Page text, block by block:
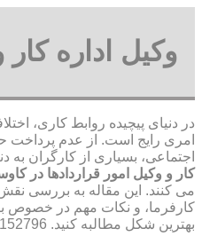
وکیل اداره
در دنیای پیچیده روابط کاری،
امری رایج است. از عدم پرداخت
اجتماعی، بسیاری از کارگران به
کار و وکیل امور قراردادها در
می کنند. این مقاله به بررسی
کارفرما، و نکات مهم در خصوص
بهترین شکل مطالبه کنید. 09125152796 خانم سیده رقیه موسوی